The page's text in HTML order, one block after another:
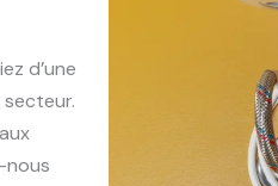
d’une
nous